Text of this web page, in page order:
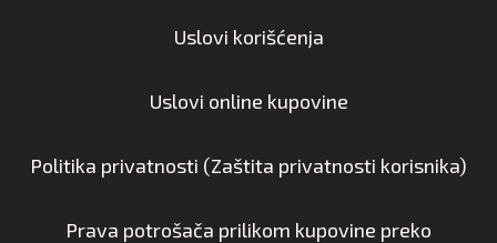
Uslovi korišćenja
Uslovi online kupovine
Politika privatnosti (Zaštita privatnosti korisnika)
Prava potrošača prilikom kupovine preko